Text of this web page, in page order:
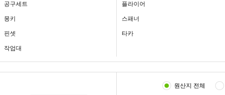
공구세트 플라이어
몽키 스패너
핀셋 타카
작업대
원산지 전체